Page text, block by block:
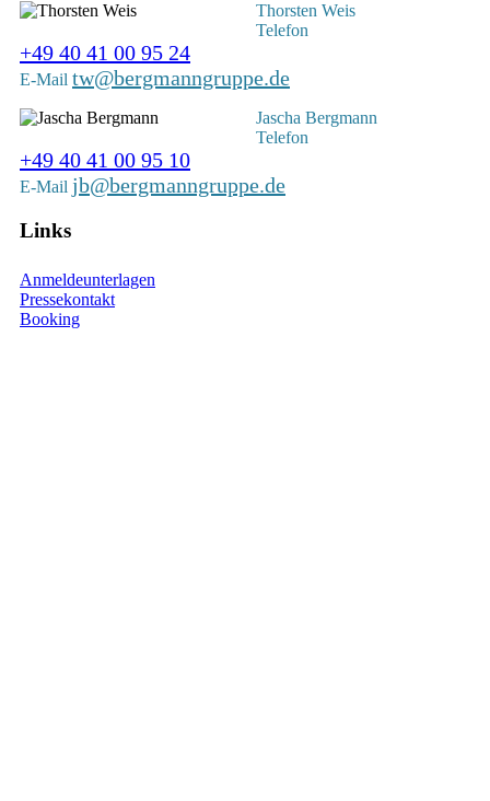
Thorsten Weis
Telefon
+49 40 41 00 95 24
E-Mail tw@bergmanngruppe.de
Jascha Bergmann
Telefon
+49 40 41 00 95 10
E-Mail jb@bergmanngruppe.de
Links
Anmeldeunterlagen
Pressekontakt
Booking